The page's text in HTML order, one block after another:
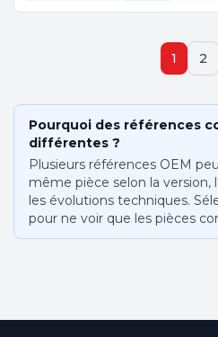
1 2
Pourquoi des références
différentes ?
Plusieurs références OEM
même pièce selon la
les évolutions techniques.
pour ne voir que les pièces